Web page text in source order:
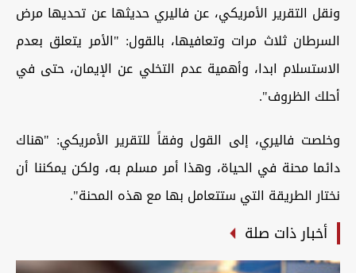
ونقل التقرير الأمريكي، عن فاليري حديثها عن تحديها مرض
السرطان ثلاث مرات وتعافيها، بالقول: "الأمر يتعلق بعدم
الاستسلام ابدا، وأهمية عدم التخلي عن الإيمان، حتى في
أحلك الظروف".
وخلصت فاليري، إلى القول وفقاً للتقرير الأمريكي: "هناك
دائما محنة في الحياة، وهذا أمر مسلم به، ولكن يمكننا أن
نختار الطريقة التي ستتعامل بها مع هذه المحنة".
أخبار ذات صلة